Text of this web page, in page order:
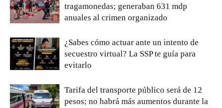
tragamonedas; generaban 631 mdp
anuales al crimen organizado
¿Sabes cómo actuar ante un intento de
secuestro virtual? La SSP te guía para
evitarlo
Tarifa del transporte público será de 12
pesos; no habrá más aumentos durante la